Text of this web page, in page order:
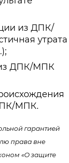
из ДПК/
утрата
ДПК/МПК
МПК.
гарантией
права вне
«О защите